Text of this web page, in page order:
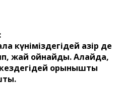
күніміздегідей қазір де
жай ойнайды. Алайда,
қорқынышты